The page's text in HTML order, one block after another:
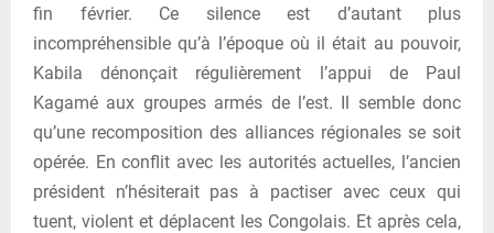
fin février. Ce silence est d’autant plus
incompréhensible qu’à l’époque où il était au pouvoir,
Kabila dénonçait régulièrement l’appui de Paul
Kagamé aux groupes armés de l’est. Il semble donc
qu’une recomposition des alliances régionales se soit
opérée. En conflit avec les autorités actuelles, l’ancien
président n’hésiterait pas à pactiser avec ceux qui
tuent, violent et déplacent les Congolais. Et après cela,